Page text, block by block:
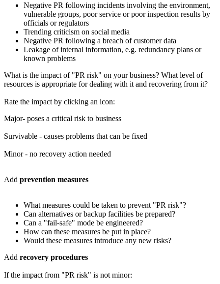
Negative PR following incidents involving the environment,
vulnerable groups, poor service or poor inspection results by
officials or regulators
Trending criticism on social media
Negative PR following a breach of customer data
Leakage of internal information, e.g. redundancy plans or
known problems
What is the impact of "PR risk" on your business? What level of
resources is appropriate for dealing with it and recovering from it?
Rate the impact by clicking an icon:
Major- poses a critical risk to business
Survivable - causes problems that can be fixed
Minor - no recovery action needed
Add prevention measures
What measures could be taken to prevent "PR risk"?
Can alternatives or backup facilities be prepared?
Can a "fail-safe" mode be engineered?
How can these measures be put in place?
Would these measures introduce any new risks?
Add recovery procedures
If the impact from "PR risk" is not minor: